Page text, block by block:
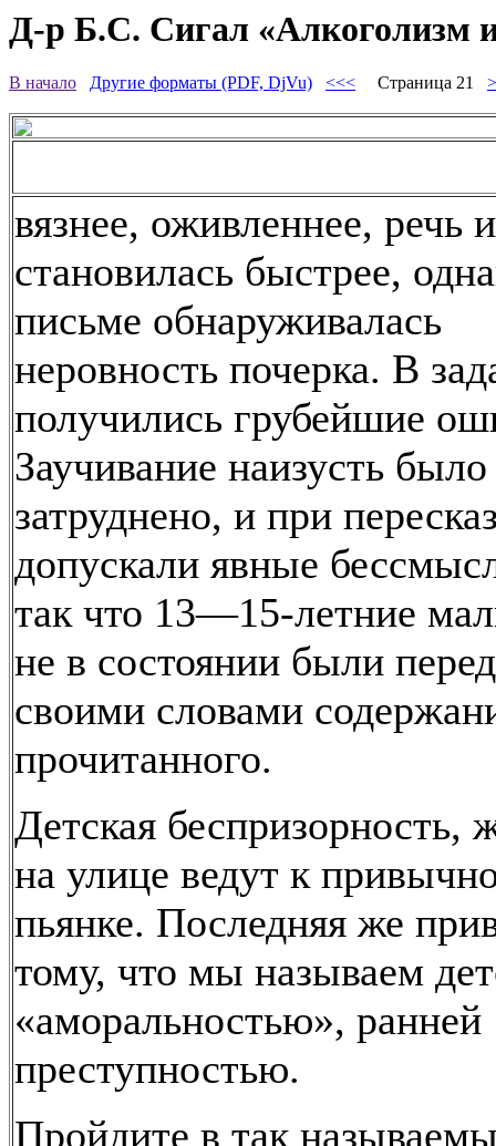
Д-р Б.С. Сигал «Алкоголизм
В начало Другие форматы (PDF, DjVu) <<< Страница 21
вязнее, оживленнее, речь
становилась быстрее,
письме обнаруживалась
неровность почерка. В
получились грубейшие
Заучивание наизусть было
затруднено, и при
допускали явные
так что 13—15-летние
не в состоянии были
своими словами
прочитанного.
Детская беспризорность,
на улице ведут к
пьянке. Последняя же
тому, что мы называем
«аморальностью», ранней
преступностью.
Пройдите в так